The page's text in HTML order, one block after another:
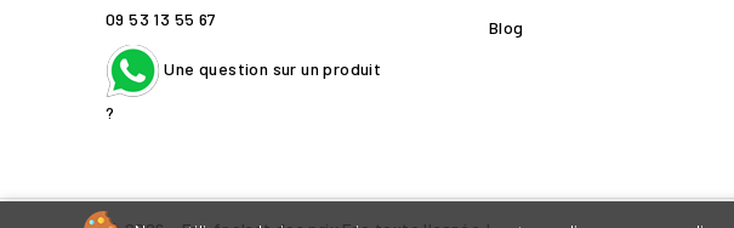
09 53 13 55 67
Une question sur un produit
?
Blog